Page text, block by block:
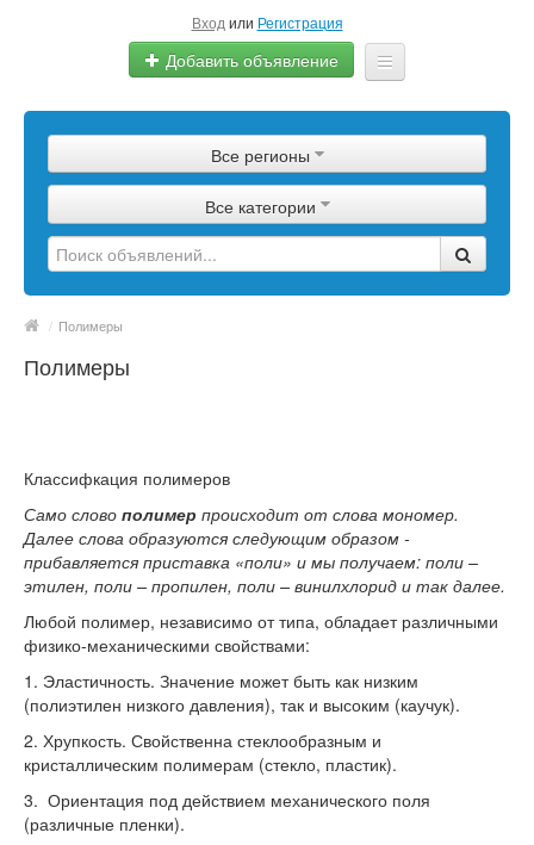
Вход или Регистрация
Добавить объявление
Сырье
Изделия
Оборудование
Все регионы
Все категории
/ Полимеры
Полимеры
Классифкация полимеров
Само слово полимер происходит от слова мономер.
Далее слова образуются следующим образом -
прибавляется приставка «поли» и мы получаем: поли –
этилен, поли – пропилен, поли – винилхлорид и так далее.
Любой полимер, независимо от типа, обладает различными
физико-механическими свойствами:
1. Эластичность. Значение может быть как низким
(полиэтилен низкого давления), так и высоким (каучук).
2. Хрупкость. Свойственна стеклообразным и
кристаллическим полимерам (стекло, пластик).
3. Ориентация под действием механического поля
(различные пленки).